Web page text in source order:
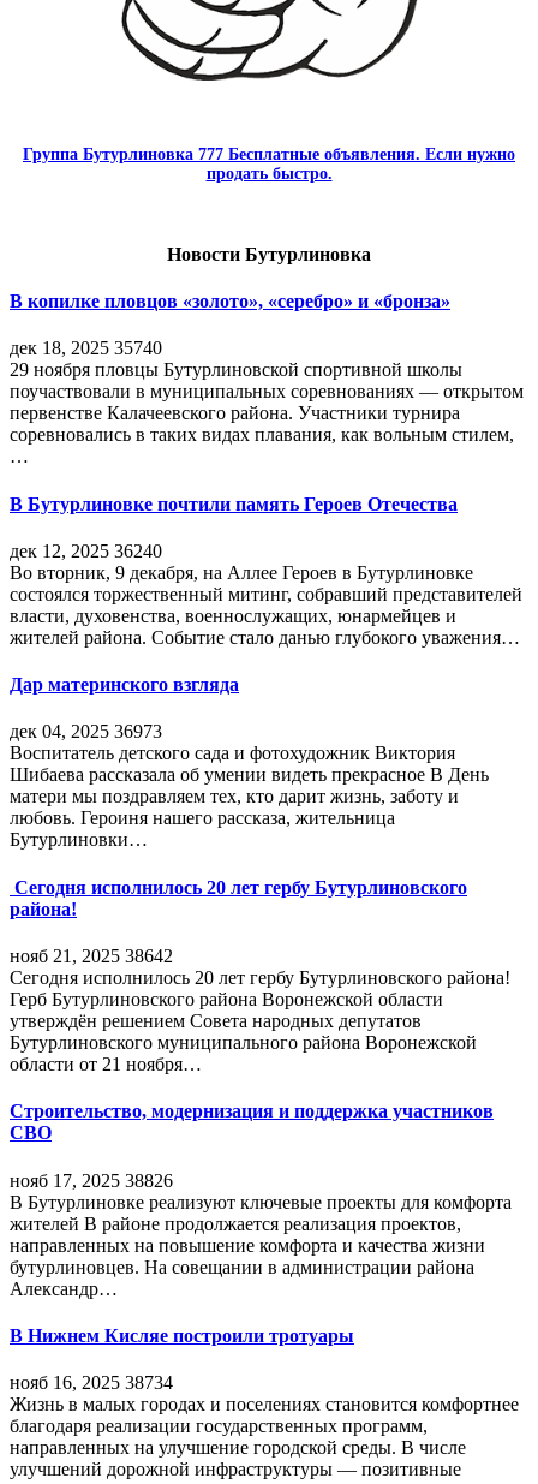
Группа Бутурлиновка 777 Бесплатные объявления. Если нужно
продать быстро.
Новости Бутурлиновка
В копилке пловцов «золото», «серебро» и «бронза»
дек 18, 2025 35740
29 ноября пловцы Бутурлиновской спортивной школы
поучаствовали в муниципальных соревнованиях — открытом
первенстве Калачеевского района. Участники турнира
соревновались в таких видах плавания, как вольным стилем,
…
В Бутурлиновке почтили память Героев Отечества
дек 12, 2025 36240
Во вторник, 9 декабря, на Аллее Героев в Бутурлиновке
состоялся торжественный митинг, собравший представителей
власти, духовенства, военнослужащих, юнармейцев и
жителей района. Событие стало данью глубокого уважения…
Дар материнского взгляда
дек 04, 2025 36973
Воспитатель детского сада и фотохудожник Виктория
Шибаева рассказала об умении видеть прекрасное В День
матери мы поздравляем тех, кто дарит жизнь, заботу и
любовь. Героиня нашего рассказа, жительница
Бутурлиновки…
Сегодня исполнилось 20 лет гербу Бутурлиновского
района!
нояб 21, 2025 38642
Сегодня исполнилось 20 лет гербу Бутурлиновского района!
Герб Бутурлиновского района Воронежской области
утверждён решением Совета народных депутатов
Бутурлиновского муниципального района Воронежской
области от 21 ноября…
Строительство, модернизация и поддержка участников
СВО
нояб 17, 2025 38826
В Бутурлиновке реализуют ключевые проекты для комфорта
жителей В районе продолжается реализация проектов,
направленных на повышение комфорта и качества жизни
бутурлиновцев. На совещании в администрации района
Александр…
В Нижнем Кисляе построили тротуары
нояб 16, 2025 38734
Жизнь в малых городах и поселениях становится комфортнее
благодаря реализации государственных программ,
направленных на улучшение городской среды. В числе
улучшений дорожной инфраструктуры — позитивные